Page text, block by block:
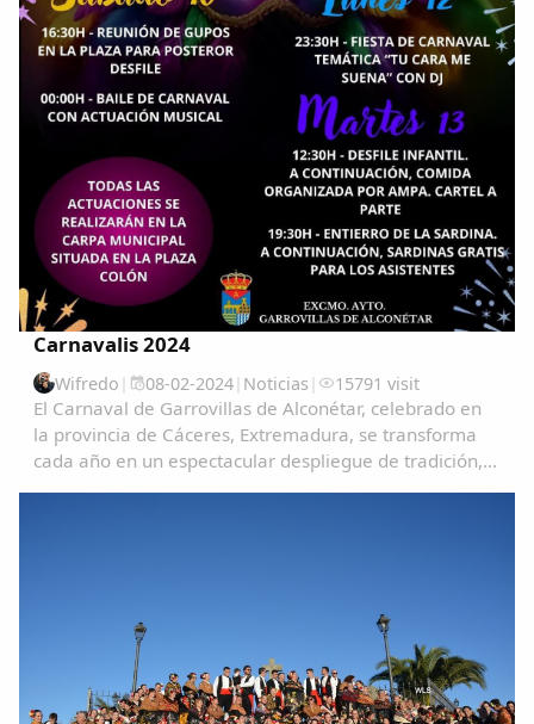
Carnavalis 2024
Wifredo | 08-02-2024| Noticias | 15791 visit
El Carnaval de Garrovillas de Alconétar, celebrado en
la provincia de Cáceres, Extremadura, se transforma
cada año en un espectacular despliegue de tradición,
Comparte
Compartir en Facebook